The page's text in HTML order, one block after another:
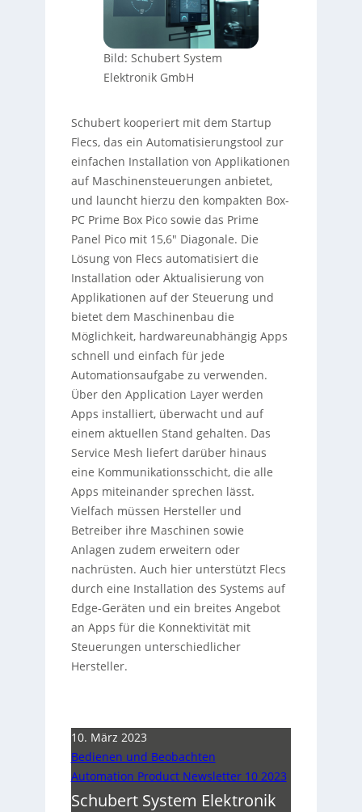
Bild: Schubert System
Elektronik GmbH
Schubert kooperiert mit dem Startup
Flecs, das ein Automatisierungstool zur
einfachen Installation von Applikationen
auf Maschinensteuerungen anbietet,
und launcht hierzu den kompakten Box-
PC Prime Box Pico sowie das Prime
Panel Pico mit 15,6″ Diagonale. Die
Lösung von Flecs automatisiert die
Installation oder Aktualisierung von
Applikationen auf der Steuerung und
bietet dem Maschinenbau die
Möglichkeit, hardwareunabhängig Apps
schnell und einfach für jede
Automationsaufgabe zu verwenden.
Über den Application Layer werden
Apps installiert, überwacht und auf
einem aktuellen Stand gehalten. Das
Service Mesh liefert darüber hinaus
eine Kommunikationsschicht, die alle
Apps miteinander sprechen lässt.
Vielfach müssen Hersteller und
Betreiber ihre Maschinen sowie
Anlagen zudem erweitern oder
nachrüsten. Auch hier unterstützt Flecs
durch eine Installation des Systems auf
Edge-Geräten und ein breites Angebot
an Apps für die Konnektivität mit
Steuerungen unterschiedlicher
Hersteller.
10. März 2023
Bedienen und Beobachten
Automation Product Newsletter 10 2023
Schubert System Elektronik